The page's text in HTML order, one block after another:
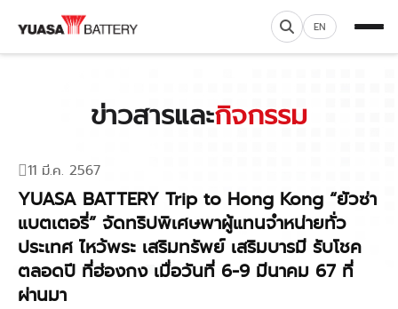
EN
ข่าวสารและกิจกรรม
11 มี.ค. 2567
YUASA BATTERY Trip to Hong Kong “ยัวซ่า
แบตเตอรี่” จัดทริปพิเศษพาผู้แทนจำหน่ายทั่ว
ประเทศ ไหว้พระ เสริมทรัพย์ เสริมบารมี รับโชค
ตลอดปี ที่ฮ่องกง เมื่อวันที่ 6-9 มีนาคม 67 ที่
ผ่านมา